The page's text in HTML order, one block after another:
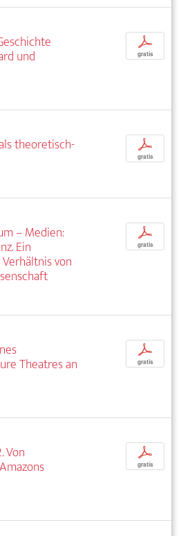
und
p
gratis
theoretisch-
p
gratis
– Medien:
Ein
von
p
gratis
Theatres an
p
gratis
Von
p
gratis